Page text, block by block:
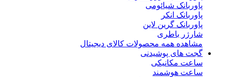
پاوربانک شیائومی
پاوربانک انکر
پاوربانک گرین لاین
شارژر باطری
مشاهده همه محصولات کالای دیجیتال
گجت های پوشیدنی
ساعت مکانیکی
ساعت هوشمند